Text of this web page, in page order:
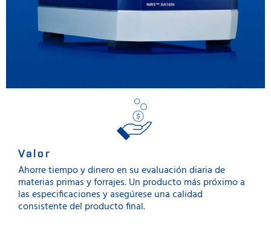
Valor
Ahorre tiempo y dinero en su evaluación diaria de
materias primas y forrajes. Un producto más próximo a
las especificaciones y asegúrese una calidad
consistente del producto final.